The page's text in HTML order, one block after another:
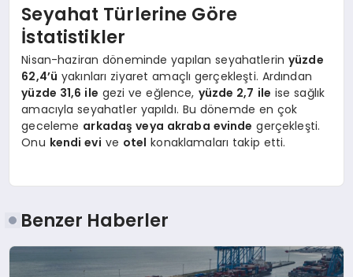
Seyahat Türlerine Göre
İstatistikler
Nisan-haziran döneminde yapılan seyahatlerin yüzde
62,4’ü yakınları ziyaret amaçlı gerçekleşti. Ardından
yüzde 31,6 ile gezi ve eğlence, yüzde 2,7 ile ise sağlık
amacıyla seyahatler yapıldı. Bu dönemde en çok
geceleme arkadaş veya akraba evinde gerçekleşti.
Onu kendi evi ve otel konaklamaları takip etti.
Benzer Haberler